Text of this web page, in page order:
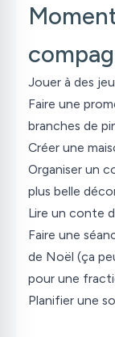
Jouer à des
Faire une
branches de
Créer une
Organiser un
plus belle
Lire un conte
Faire une
de Noël (ça
pour une
Planifier une